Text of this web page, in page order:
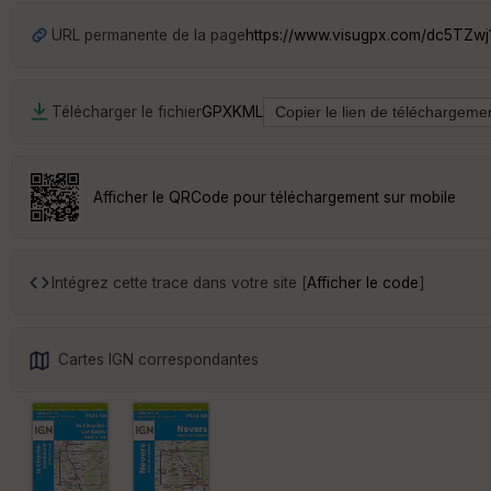
URL permanente de la pagehttps://www.visugpx.com/
Télécharger le fichierGPXKML
Afficher le QRCode pour téléchargement sur mobile
Intégrez cette trace dans votre site [Afficher le code]
Cartes IGN correspondantes